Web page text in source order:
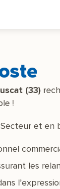
(33)
!
et
les